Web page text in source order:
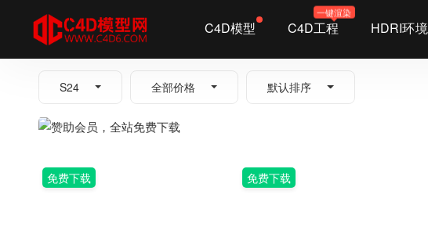
C4D模型 C4D工程
一键渲染
HDRI环境
S24 全部价格 默认排序
免费下载 免费下载